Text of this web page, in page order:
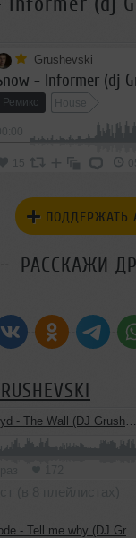
Grushevski
Ремикс House
15
ПОДДЕРЖАТЬ
РАССКАЖИ
Wall (DJ Grushevski & Misha ZAM Remix)
me why (DJ Grushevski & Misha Zam Bootleg)